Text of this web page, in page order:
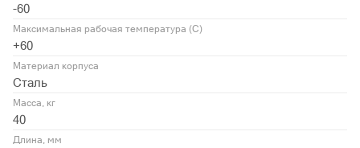
-60
Максимальная рабочая температура (С)
+60
Материал корпуса
Сталь
Масса, кг
40
Длина, мм